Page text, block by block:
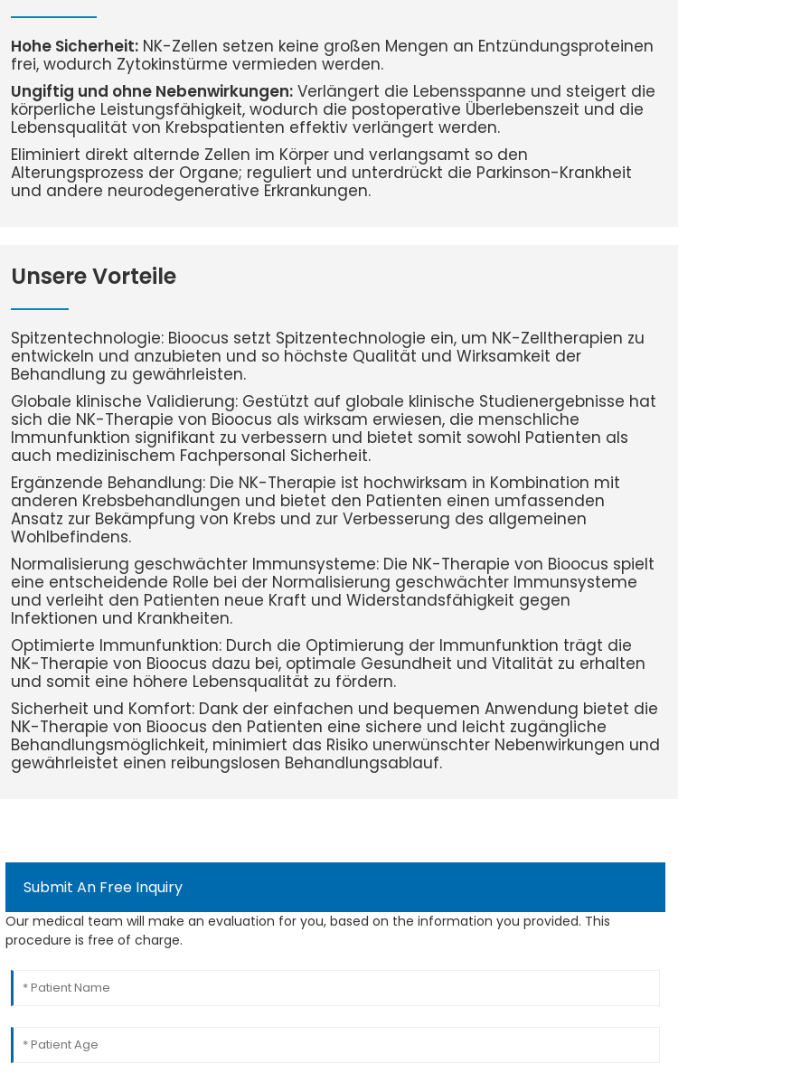
Hohe Sicherheit: NK-Zellen setzen keine großen Mengen an Entzündungsproteinen
frei, wodurch Zytokinstürme vermieden werden.
Ungiftig und ohne Nebenwirkungen: Verlängert die Lebensspanne und steigert die
körperliche Leistungsfähigkeit, wodurch die postoperative Überlebenszeit und die
Lebensqualität von Krebspatienten effektiv verlängert werden.
Eliminiert direkt alternde Zellen im Körper und verlangsamt so den
Alterungsprozess der Organe; reguliert und unterdrückt die Parkinson-Krankheit
und andere neurodegenerative Erkrankungen.
Unsere Vorteile
Spitzentechnologie: Bioocus setzt Spitzentechnologie ein, um NK-Zelltherapien zu
entwickeln und anzubieten und so höchste Qualität und Wirksamkeit der
Behandlung zu gewährleisten.
Globale klinische Validierung: Gestützt auf globale klinische Studienergebnisse hat
sich die NK-Therapie von Bioocus als wirksam erwiesen, die menschliche
Immunfunktion signifikant zu verbessern und bietet somit sowohl Patienten als
auch medizinischem Fachpersonal Sicherheit.
Ergänzende Behandlung: Die NK-Therapie ist hochwirksam in Kombination mit
anderen Krebsbehandlungen und bietet den Patienten einen umfassenden
Ansatz zur Bekämpfung von Krebs und zur Verbesserung des allgemeinen
Wohlbefindens.
Normalisierung geschwächter Immunsysteme: Die NK-Therapie von Bioocus spielt
eine entscheidende Rolle bei der Normalisierung geschwächter Immunsysteme
und verleiht den Patienten neue Kraft und Widerstandsfähigkeit gegen
Infektionen und Krankheiten.
Optimierte Immunfunktion: Durch die Optimierung der Immunfunktion trägt die
NK-Therapie von Bioocus dazu bei, optimale Gesundheit und Vitalität zu erhalten
und somit eine höhere Lebensqualität zu fördern.
Sicherheit und Komfort: Dank der einfachen und bequemen Anwendung bietet die
NK-Therapie von Bioocus den Patienten eine sichere und leicht zugängliche
Behandlungsmöglichkeit, minimiert das Risiko unerwünschter Nebenwirkungen und
gewährleistet einen reibungslosen Behandlungsablauf.
Submit An Free Inquiry
Our medical team will make an evaluation for you, based on the information you provided. This
procedure is free of charge.